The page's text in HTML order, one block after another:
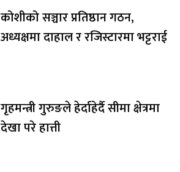
कोशीको सञ्चार प्रतिष्ठान गठन,
अध्यक्षमा दाहाल र रजिस्टारमा भट्टराई
गृहमन्त्री गुरुङले हेर्दाहेर्दै सीमा क्षेत्रमा
देखा परे हात्ती